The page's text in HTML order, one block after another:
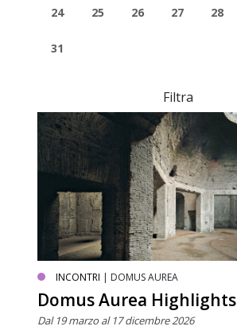
24 25 26 27 28
31
Filtra
INCONTRI | DOMUS AUREA
Domus Aurea Highlights
Dal 19 marzo al 17 dicembre 2026